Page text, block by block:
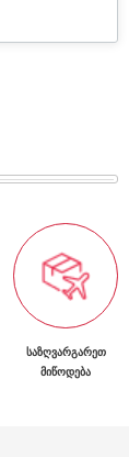
ᲡᲐᲖᲦᲕᲐᲠᲒᲐᲠᲔᲗ
ᲛᲘᲬᲝᲓᲔᲑᲐ